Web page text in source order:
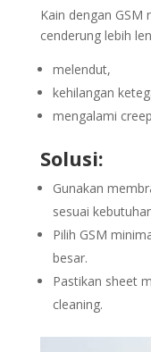
Kain dengan GSM
cenderung lebih
melendut,
kehilangan
mengalami
Solusi:
Gunakan
sesuai
Pilih GSM
besar.
Pastikan sheet
cleaning.